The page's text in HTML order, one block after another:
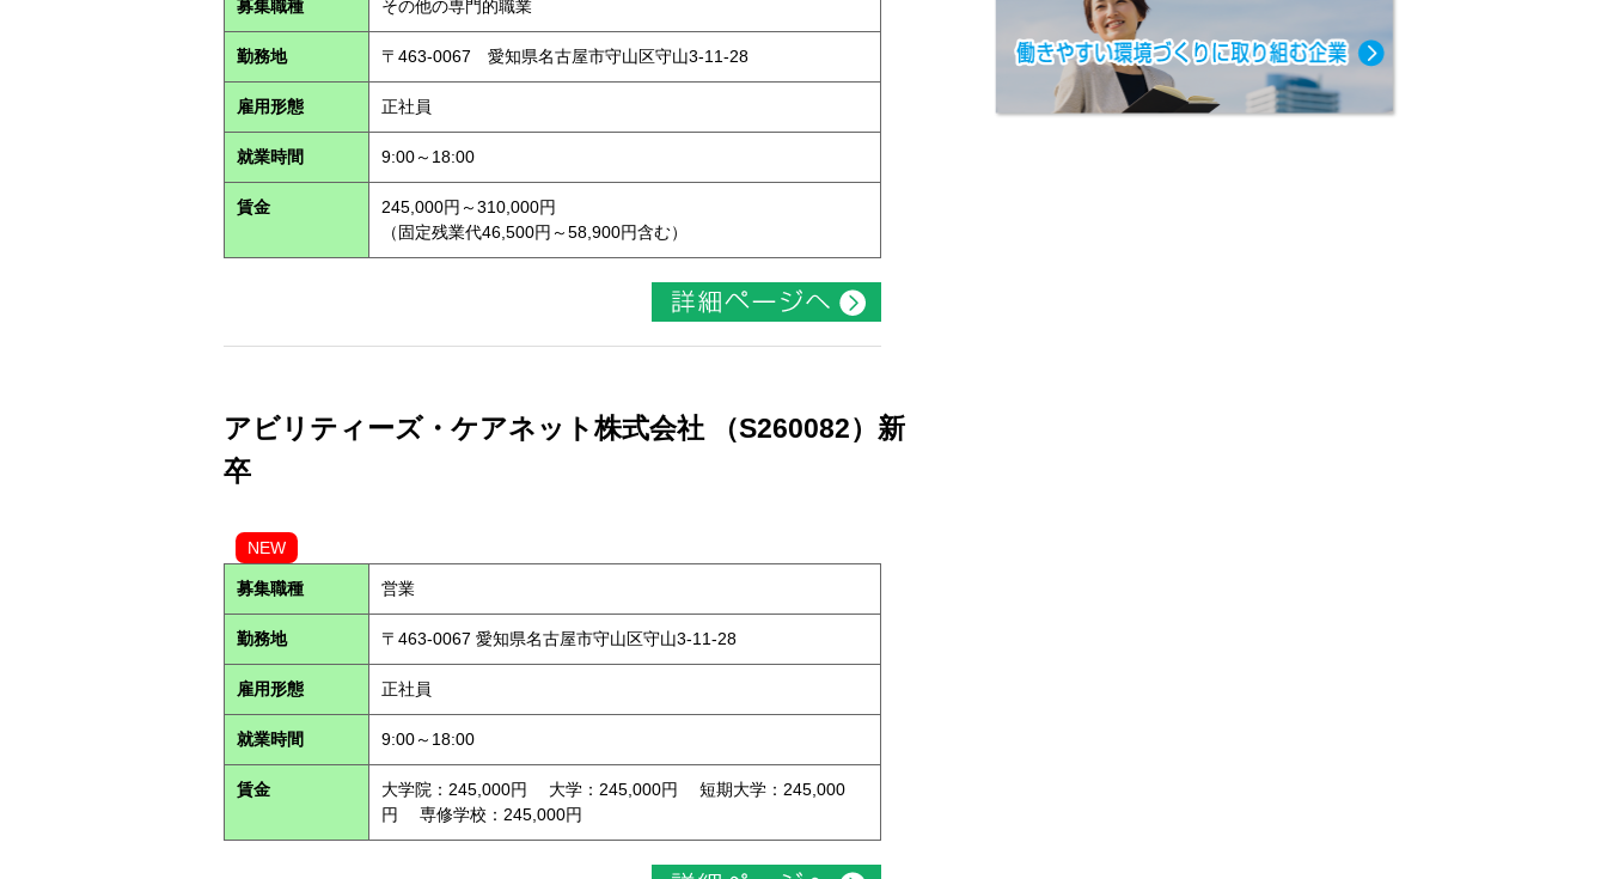
募集職種 その他の専門的職業
勤務地 〒463-0067 愛知県名古屋市守山区守山3-11-28
雇用形態 正社員
就業時間 9:00～18:00
賃金
245,000円～310,000円
（固定残業代46,500円～58,900円含む）
アビリティーズ・ケアネット株式会社 （S260082）新
卒
NEW
募集職種 営業
勤務地 〒463-0067 愛知県名古屋市守山区守山3-11-28
雇用形態 正社員
就業時間 9:00～18:00
賃金
大学院：245,000円 大学：245,000円 短期大学：245,000
円 専修学校：245,000円